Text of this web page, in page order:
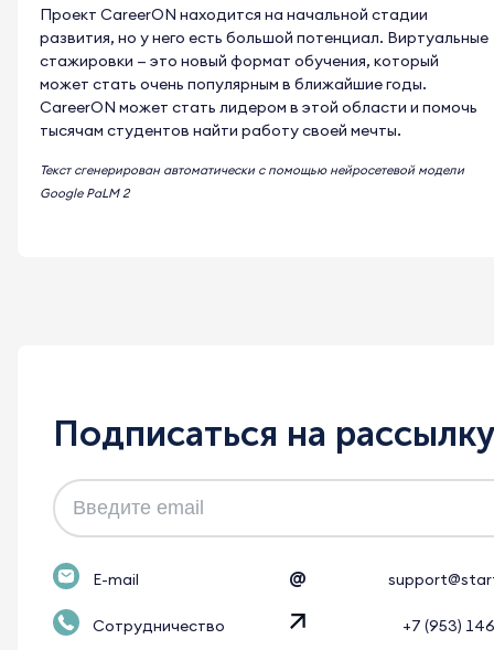
Проект CareerON находится на начальной стадии
развития, но у него есть большой потенциал. Виртуальные
стажировки — это новый формат обучения, который
может стать очень популярным в ближайшие годы.
CareerON может стать лидером в этой области и помочь
тысячам студентов найти работу своей мечты.
Текст сгенерирован автоматически с помощью нейросетевой модели
Google PaLM 2
Подписаться на рассылку
E-mail @
Сотрудничество +7 (953)